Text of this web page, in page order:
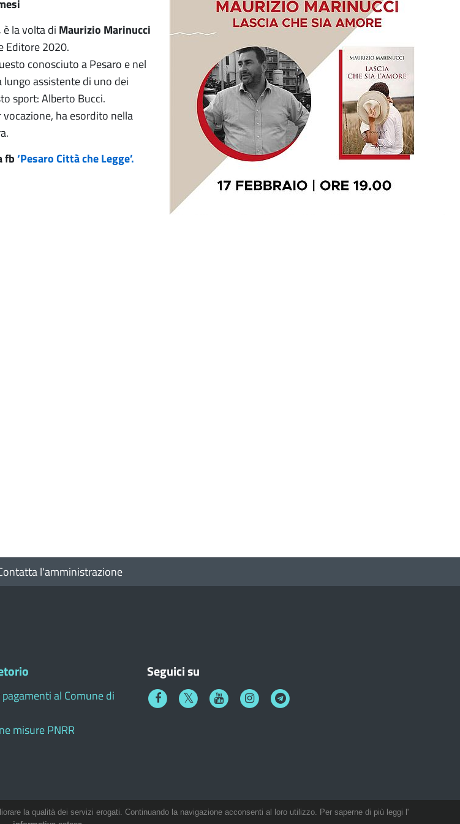
è la volta di Maurizio Marinucci
Editore 2020.
conosciuto a Pesaro e nel
lungo assistente di uno dei
sport: Alberto Bucci.
ha esordito nella
fb‘Pesaro Città che Legge’.
l'amministrazione
pagamenti al Comune di
misure PNRR
Seguici su
FacebookTwitter YoutubeInstagramTelegram
la qualità dei servizi erogati. Continuando la navigazione acconsenti al loro utilizzo. Per saperne di più leggi l'